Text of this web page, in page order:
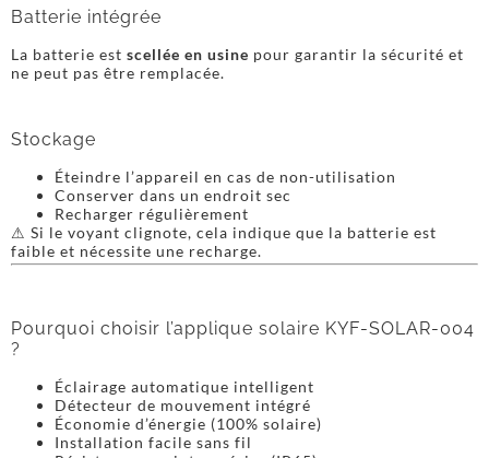
Batterie intégrée
La batterie est scellée en usine pour garantir la sécurité et
ne peut pas être remplacée.
Stockage
Éteindre l’appareil en cas de non-utilisation
Conserver dans un endroit sec
Recharger régulièrement
⚠ Si le voyant clignote, cela indique que la batterie est
faible et nécessite une recharge.
Pourquoi choisir l’applique solaire KYF-SOLAR-004
?
Éclairage automatique intelligent
Détecteur de mouvement intégré
Économie d’énergie (100% solaire)
Installation facile sans fil